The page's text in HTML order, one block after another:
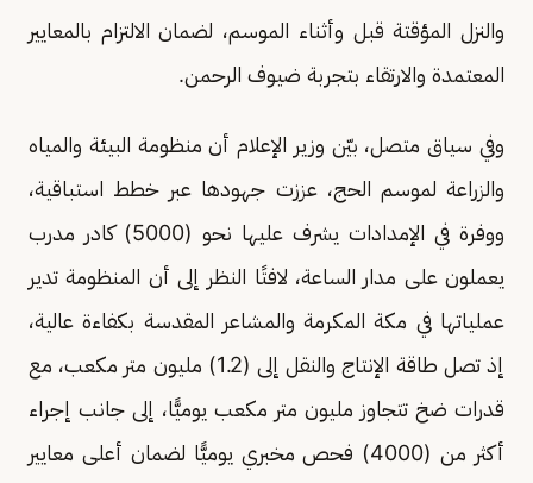
والنزل المؤقتة قبل وأثناء الموسم، لضمان الالتزام بالمعايير
المعتمدة والارتقاء بتجربة ضيوف الرحمن.
وفي سياق متصل، بيّن وزير الإعلام أن منظومة البيئة والمياه
والزراعة لموسم الحج، عززت جهودها عبر خطط استباقية،
ووفرة في الإمدادات يشرف عليها نحو (5000) كادر مدرب
يعملون على مدار الساعة، لافتًا النظر إلى أن المنظومة تدير
عملياتها في مكة المكرمة والمشاعر المقدسة بكفاءة عالية،
إذ تصل طاقة الإنتاج والنقل إلى (1.2) مليون متر مكعب، مع
قدرات ضخ تتجاوز مليون متر مكعب يوميًّا، إلى جانب إجراء
أكثر من (4000) فحص مخبري يوميًّا لضمان أعلى معايير